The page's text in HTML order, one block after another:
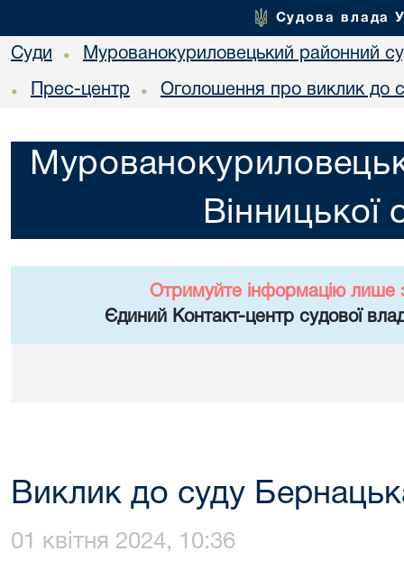
Судова влада
Суди • Мурованокуриловецький районний
• Прес-центр • Оголошення про виклик до
Вінницької
Отримуйте інформацію лише
Єдиний Контакт-центр судової
Виклик до суду
01 квітня 2024, 10:36